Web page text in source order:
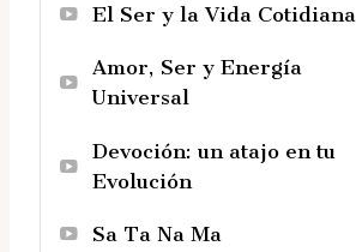
El Ser y la Vida Cotidiana
Amor, Ser y Energía
Universal
Devoción: un atajo en tu
Evolución
Sa Ta Na Ma